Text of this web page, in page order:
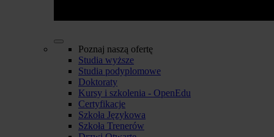
Poznaj naszą ofertę
Studia wyższe
Studia podyplomowe
Doktoraty
Kursy i szkolenia - OpenEdu
Certyfikacje
Szkoła Językowa
Szkoła Trenerów